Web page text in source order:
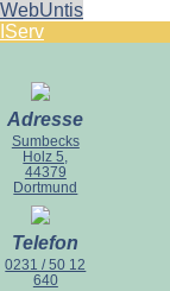
WebUntis
IServ
Adresse
Sumbecks
Holz 5,
44379
Dortmund
Telefon
0231 / 50 12
640